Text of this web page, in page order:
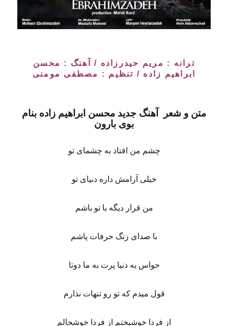
ترانه : مریم حیدرزاده / آهنگ : محسن
ابراهیم زاده / تنظیم : مصطفی مومنی
متن و شعر آهنگ جدید محسن ابراهیم زاده بنام
بوی بارون
چشم من افتاد به چشمای تو
خیلی آرامش داره دنیای تو
من قرار دیگه با تو باشم
با صدای زنگ حرفات پاشم
حواس یه دنیا پرت به ما دوتا
قول میدم که تو رو تنهات نذارم
از فردا خوشبختم از فردا خوشحالم